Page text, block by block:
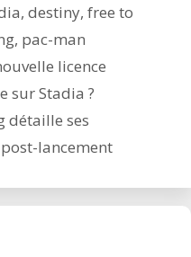
,destiny,free to
, pac-man
licence
sur Stadia ?
détaille ses
lancement